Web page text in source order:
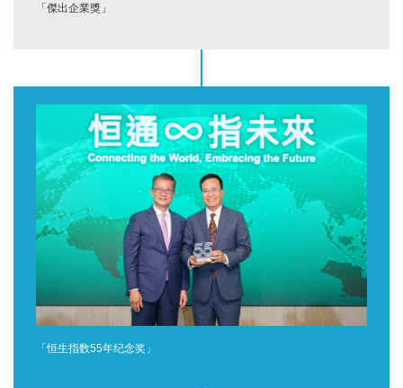
「傑出企業獎」
「恒生指数55年纪念奖」